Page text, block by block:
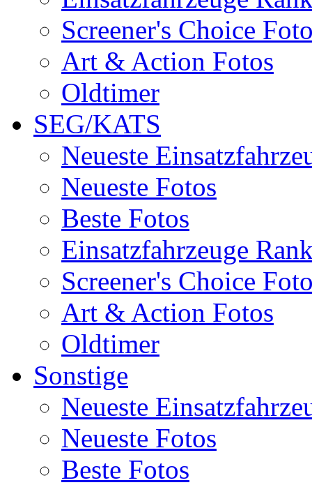
Screener's Choice
Art & Action Fotos
Oldtimer
SEG/KATS
Neueste
Neueste Fotos
Beste Fotos
Einsatzfahrzeuge
Screener's Choice
Art & Action Fotos
Oldtimer
Sonstige
Neueste
Neueste Fotos
Beste Fotos